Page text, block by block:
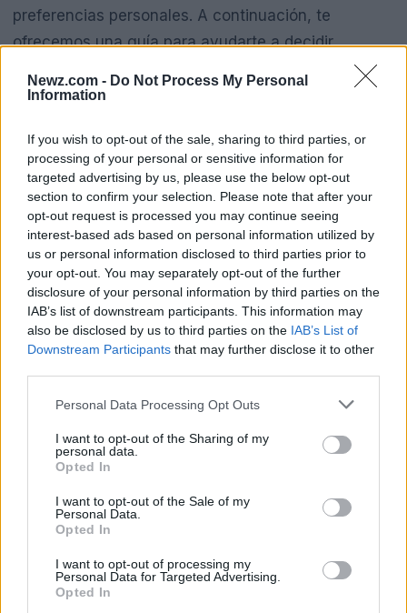
Newz.com - Do Not Process My Personal
Information
If you wish to opt-out of the sale, sharing to third parties, or
processing of your personal or sensitive information for
targeted advertising by us, please use the below opt-out
section to confirm your selection. Please note that after your
opt-out request is processed you may continue seeing
interest-based ads based on personal information utilized by
us or personal information disclosed to third parties prior to
your opt-out. You may separately opt-out of the further
disclosure of your personal information by third parties on the
IAB’s list of downstream participants. This information may
also be disclosed by us to third parties on the IAB’s List of
Downstream Participants that may further disclose it to other
Please note that this website/app uses one or more Google
not limited to your visit or usage behaviour. You may click to
grant or deny consent to Google and its third-party tags to
use your data for below specified purposes in below Google
consent section.
Personal Data Processing Opt Outs
I want to opt-out of the Sharing of my
personal data.
Opted In
I want to opt-out of the Sale of my
Personal Data.
Opted In
I want to opt-out of processing my
Personal Data for Targeted Advertising.
Opted In
preferencias personales. A continuación, te
ofrecemos una guía para ayudarte a decidir.
Presupuesto
El costo de cada experiencia varía
significativamente. La VR generalmente requiere
una inversión inicial en equipos, como un casco de
realidad virtual y una consola o PC compatible. La
AR puede ser más accesible, ya que muchos
dispositivos móviles ya tienen capacidades de AR
integradas. Las escape rooms suelen tener un
costo por persona, que puede variar según la
complejidad y la temática de la sala.
la mejor elección, ya que no requiere equipos
adicionales. Si estás dispuesto a invertir en una
experiencia más inmersiva, la VR ofrece una mayor
interactividad y realismo. Las escape rooms son
ideales para quienes prefieren una experiencia
Preferencias personales